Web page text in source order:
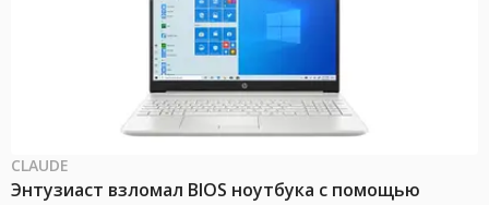
CLAUDE
Энтузиаст взломал BIOS ноутбука с помощью